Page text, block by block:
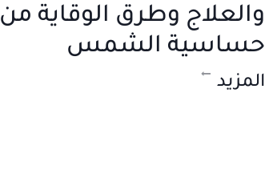
والعلاج وطرق الوقاية من
حساسية الشمس
المزيد